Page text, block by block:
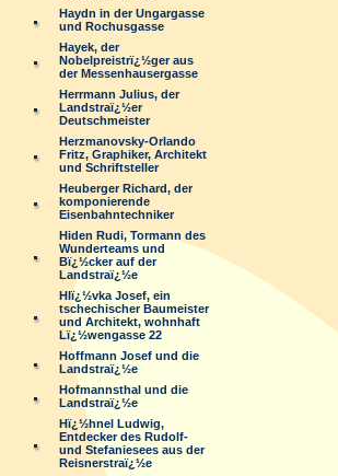
Haydn in der Ungargasse
und Rochusgasse
Hayek, der
Nobelpreistrï¿½ger aus
der Messenhausergasse
Herrmann Julius, der
Landstraï¿½er
Deutschmeister
Herzmanovsky-Orlando
Fritz, Graphiker, Architekt
und Schriftsteller
Heuberger Richard, der
komponierende
Eisenbahntechniker
Hiden Rudi, Tormann des
Wunderteams und
Bï¿½cker auf der
Landstraï¿½e
Hlï¿½vka Josef, ein
tschechischer Baumeister
und Architekt, wohnhaft
Lï¿½wengasse 22
Hoffmann Josef und die
Landstraï¿½e
Hofmannsthal und die
Landstraï¿½e
Hï¿½hnel Ludwig,
Entdecker des Rudolf-
und Stefaniesees aus der
Reisnerstraï¿½e